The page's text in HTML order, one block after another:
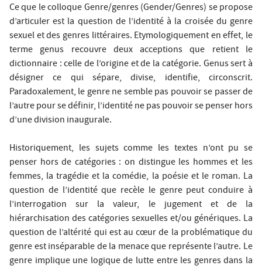
Ce que le colloque Genre/genres (Gender/Genres) se propose
d’articuler est la question de l’identité à la croisée du genre
sexuel et des genres littéraires. Etymologiquement en effet, le
terme genus recouvre deux acceptions que retient le
dictionnaire : celle de l’origine et de la catégorie. Genus sert à
désigner ce qui sépare, divise, identifie, circonscrit.
Paradoxalement, le genre ne semble pas pouvoir se passer de
l’autre pour se définir, l’identité ne pas pouvoir se penser hors
d’une division inaugurale.
Historiquement, les sujets comme les textes n’ont pu se
penser hors de catégories : on distingue les hommes et les
femmes, la tragédie et la comédie, la poésie et le roman. La
question de l’identité que recèle le genre peut conduire à
l’interrogation sur la valeur, le jugement et de la
hiérarchisation des catégories sexuelles et/ou génériques. La
question de l’altérité qui est au cœur de la problématique du
genre est inséparable de la menace que représente l’autre. Le
genre implique une logique de lutte entre les genres dans la